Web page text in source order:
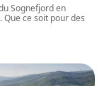
Sognefjord en
ce soit pour des